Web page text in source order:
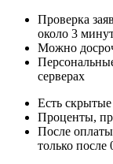
Проверка
около 3
Можно
серверах
Есть
Проценты,
После оплаты
только после